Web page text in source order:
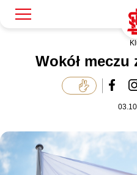
Klub
Bilety
Wokół meczu